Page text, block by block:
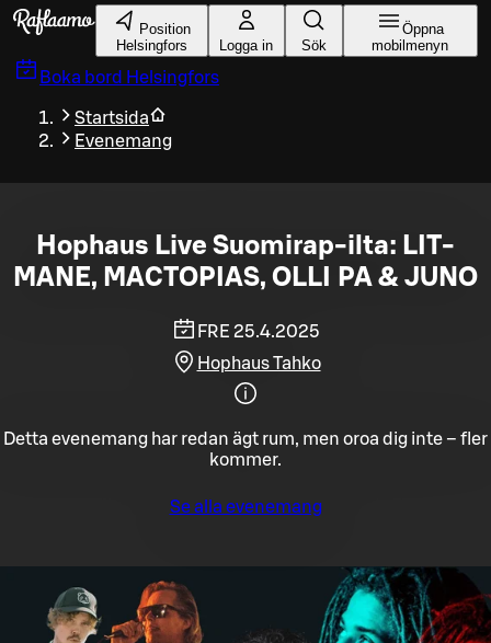
Gå till huvudinnehållet
Position
Helsingfors
Logga in Sök
Öppna
mobilmenyn
Boka bord Helsingfors
Startsida
Evenemang
Hophaus Live Suomirap-ilta: LIT-
MANE, MACTOPIAS, OLLI PA & JUNO
FRE 25.4.2025
Hophaus Tahko
Detta evenemang har redan ägt rum, men oroa dig inte – fler
kommer.
Se alla evenemang